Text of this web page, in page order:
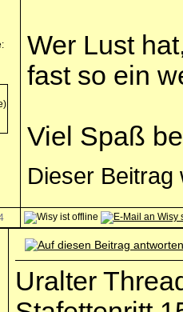
Wer Lust
fast so ein
Viel Spaß
Dieser
Uralter